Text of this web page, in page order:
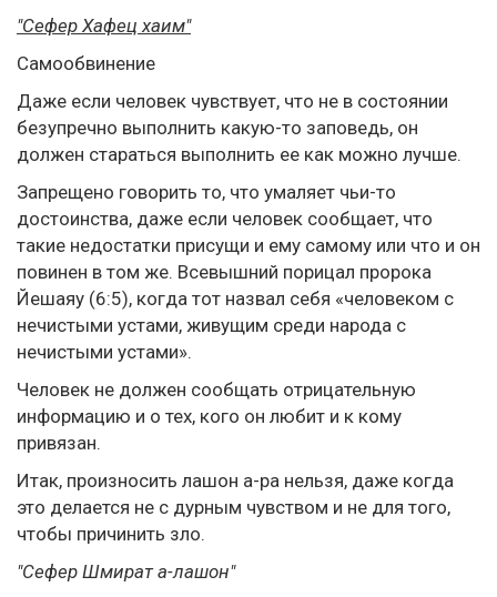
"Сефер Хафец хаим"
Самообвинение
Даже если человек чувствует, что не в состоянии
безупречно выполнить какую-то заповедь, он
должен стараться выполнить ее как можно лучше.
Запрещено говорить то, что умаляет чьи-то
достоинства, даже если человек сообщает, что
такие недостатки присущи и ему самому или что и он
повинен в том же. Всевышний порицал пророка
Йешаяу (6:5), когда тот назвал себя «человеком с
нечистыми устами, живущим среди народа с
нечистыми устами».
Человек не должен сообщать отрицательную
информацию и о тех, кого он любит и к кому
привязан.
Итак, произносить лашон а-ра нельзя, даже когда
это делается не с дурным чувством и не для того,
чтобы причинить зло.
"Сефер Шмират а-лашон"